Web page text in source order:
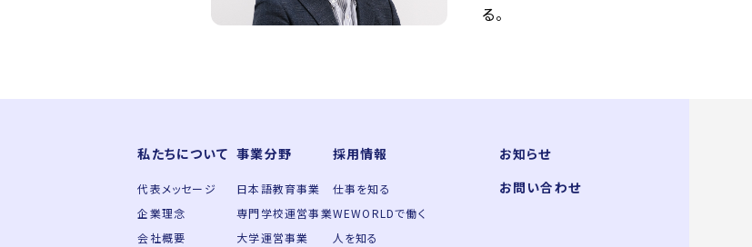
る。
私たちについて
代表メッセージ
企業理念
会社概要
事業分野
日本語教育事業
専門学校運営事業
大学運営事業
採用情報
仕事を知る
WEWORLDで働く
人を知る
お知らせ
お問い合わせ